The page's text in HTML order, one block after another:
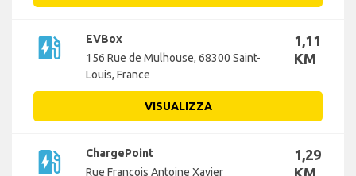
ev_station
EVBox
156 Rue de Mulhouse, 68300 Saint-
Louis, France
1,11
KM
VISUALIZZA
ev_station
ChargePoint
Rue Francois Antoine Xavier
1,29